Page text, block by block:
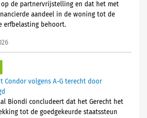
op de partnervrijstelling en dat het met
aandeel in de woning tot de
erfbelasting behoort.
Condor volgens A-G terecht door
Biondi concludeert dat het Gerecht het
tot de goedgekeurde staatssteun